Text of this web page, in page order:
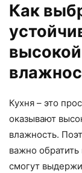
Как
Кухня – это
оказывают
влажность.
важно
смогут